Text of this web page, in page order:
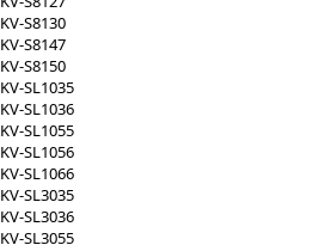
KV-S8130
KV-S8147
KV-S8150
KV-SL1035
KV-SL1036
KV-SL1055
KV-SL1056
KV-SL1066
KV-SL3035
KV-SL3036
KV-SL3055